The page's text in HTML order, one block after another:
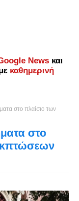
News και
καθημερινή
στο πλαίσιο των
στο